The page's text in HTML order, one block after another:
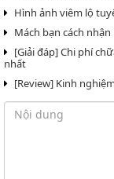
Hình ảnh viêm lộ
Mách bạn cách
[Giải đáp] Chi phí
nhất
[Review] Kinh